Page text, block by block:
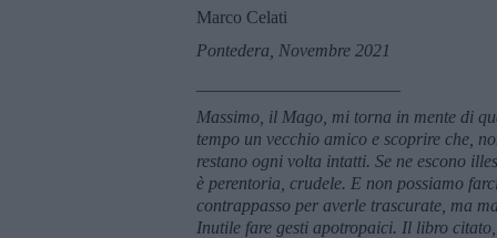
Marco Celati
Pontedera, Novembre 2021
Massimo, il Mago, mi torna in mente di
tempo un vecchio amico e scoprire che,
restano ogni volta intatti. Se ne escono
è perentoria, crudele. E non possiamo
contrappasso per averle trascurate, ma
Inutile fare gesti apotropaici. Il libro